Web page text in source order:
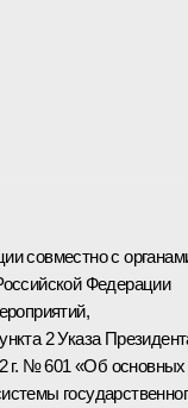
совместно с
Федерации
2 Указа
г. № 601 «Об основных